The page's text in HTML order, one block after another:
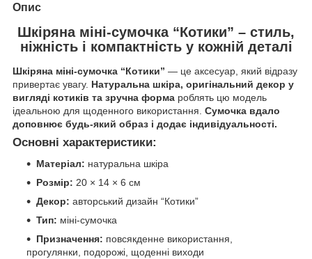
Опис
Шкіряна міні-сумочка “Котики” – стиль,
ніжність і компактність у кожній деталі
Шкіряна міні-сумочка “Котики” — це аксесуар, який відразу
привертає увагу. Натуральна шкіра, оригінальний декор у
вигляді котиків та зручна форма роблять цю модель
ідеальною для щоденного використання. Сумочка вдало
доповнює будь-який образ і додає індивідуальності.
Основні характеристики:
Матеріал: натуральна шкіра
Розмір: 20 × 14 × 6 см
Декор: авторський дизайн “Котики”
Тип: міні-сумочка
Призначення: повсякденне використання,
прогулянки, подорожі, щоденні виходи